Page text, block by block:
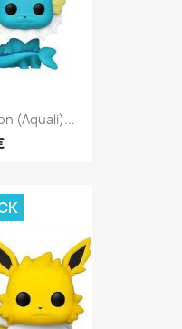
(Aquali)...